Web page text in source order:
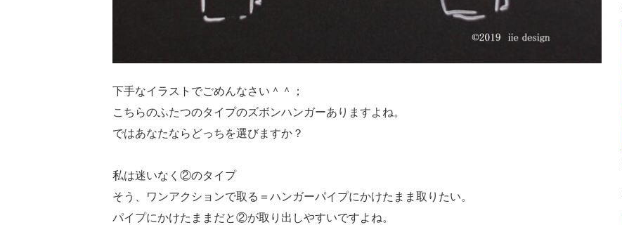
下手なイラストでごめんなさい＾＾；
こちらのふたつのタイプのズボンハンガーありますよね。
ではあなたならどっちを選びますか？
私は迷いなく②のタイプ
そう、ワンアクションで取る＝ハンガーパイプにかけたまま取りたい。
パイプにかけたままだと②が取り出しやすいですよね。